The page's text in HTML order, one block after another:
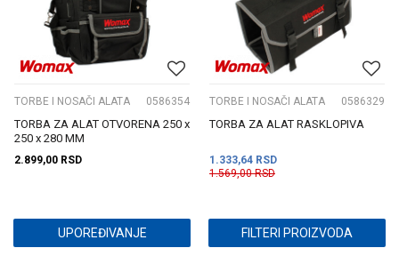
TORBE I NOSAČI ALATA 0586354
TORBA ZA ALAT OTVORENA 250 x
250 x 280 MM
2.899,00 RSD
TORBE I NOSAČI ALATA 0586329
TORBA ZA ALAT RASKLOPIVA
1.333,64 RSD
1.569,00RSD
UPOREĐIVANJE FILTERI PROIZVODA